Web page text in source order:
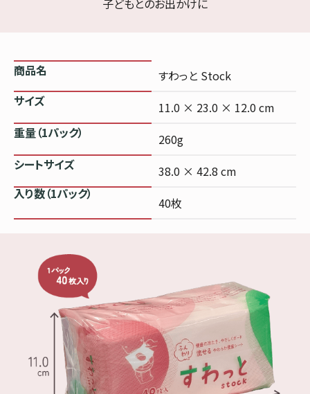
子どもとのお出かけに
商品名
すわっと Stock
サイズ
11.0 × 23.0 × 12.0 cm
重量（1パック）
260g
シートサイズ
38.0 × 42.8 cm
入り数（1パック）
40枚